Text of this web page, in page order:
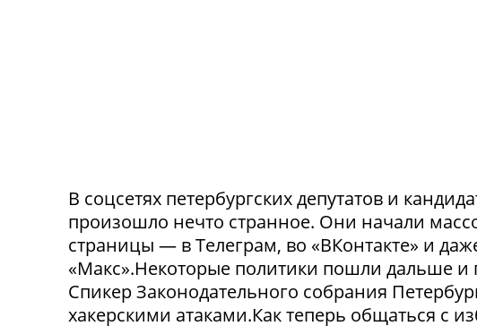
В соцсетях петербургских депутатов и
произошло нечто странное. Они начали
страницы — в Телеграм, во «ВКонтакте» и
«Макс».Некоторые политики пошли дальше и
Спикер Законодательного собрания
хакерскими атаками.Как теперь общаться с